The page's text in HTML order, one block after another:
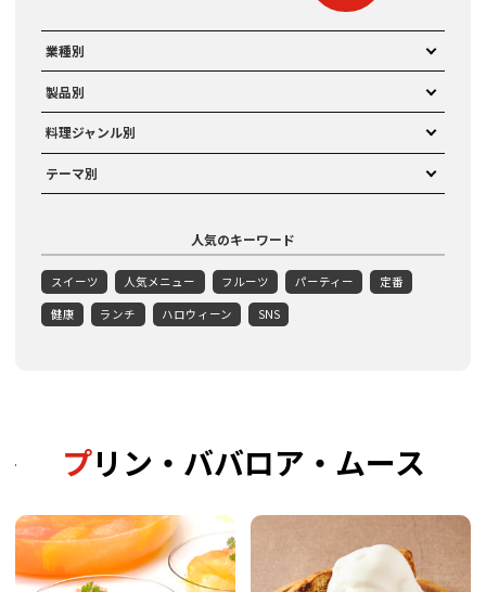
業種別
製品別
料理ジャンル別
テーマ別
人気のキーワード
スイーツ 人気メニュー フルーツ パーティー 定番
健康 ランチ ハロウィーン SNS
プリン・ババロア・ムース